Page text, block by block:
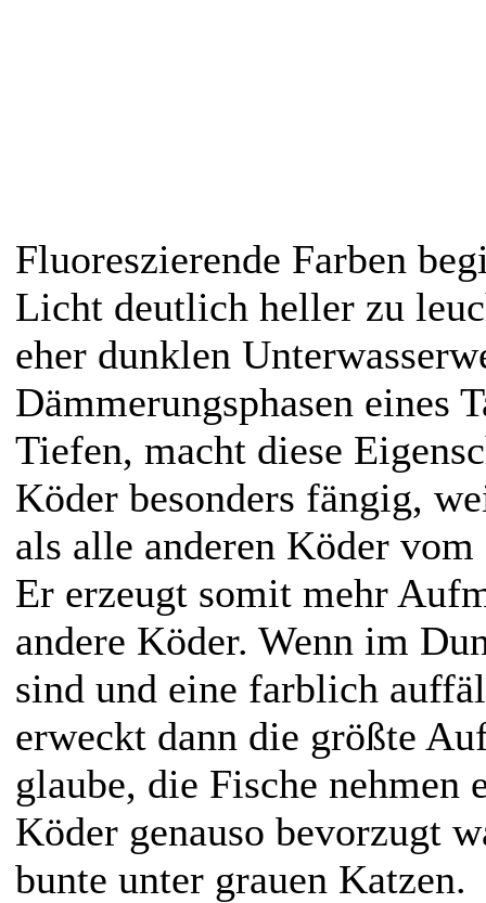
Fluoreszierende Farben
Licht deutlich heller zu
eher dunklen
Dämmerungsphasen eines
Tiefen, macht diese
Köder besonders fängig,
als alle anderen Köder
Er erzeugt somit mehr
andere Köder. Wenn im
sind und eine farblich
erweckt dann die größte
glaube, die Fische nehmen
Köder genauso bevorzugt
bunte unter grauen Katzen.